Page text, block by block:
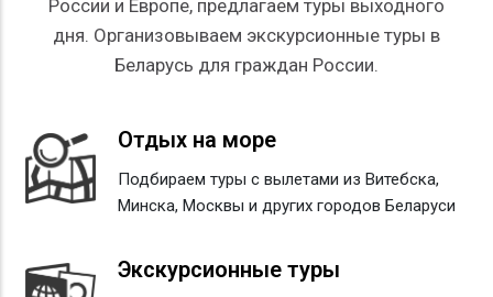
России и Европе, предлагаем туры выходного
дня. Организовываем экскурсионные туры в
Беларусь для граждан России.
Отдых на море
Подбираем туры с вылетами из Витебска,
Минска, Москвы и других городов Беларуси
Экскурсионные туры